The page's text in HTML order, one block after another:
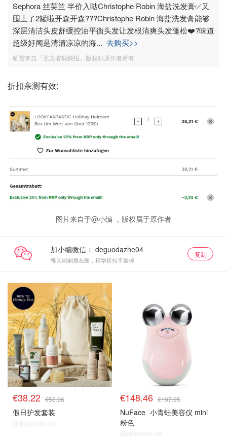
Sephora 丝芙兰 半价入哒Christophe Robin 海盐洗发膏✅又
囤上了2罐啦开森开森???Christophe Robin 海盐洗发膏能够
深层清洁头皮舒缓控油平衡头发让发根清爽头发蓬松❤️‍?味道
超级好闻是清清凉凉的海... 去购买>>
晒货来自「北美省钱快报」版权归原作者所有
折扣亲测有效:
图片来自于@小编 ，版权属于原作者
加小编微信：
每天刷刷朋友圈，精华折扣不漏掉
复制
€38.22 €50.96
假日护发套装
@dealmoon.de
€148.46 €197.95
NuFace 小青蛙美容仪 mini
粉色
@dealmoon.de